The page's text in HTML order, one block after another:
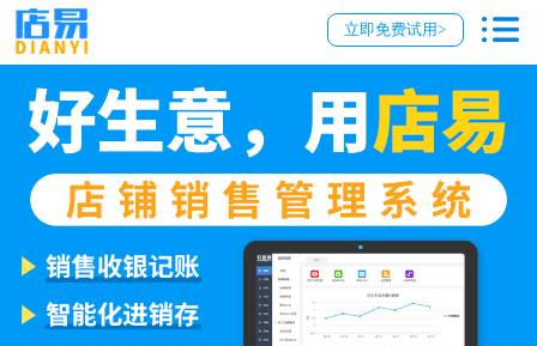
立即免费试用>